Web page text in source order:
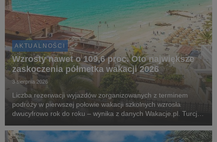
AKTUALNOŚCI
Wzrosty nawet o 109,6 proc. Oto największe
zaskoczenia półmetka wakacji 2026
3 sierpnia 2026
Liczba rezerwacji wyjazdów zorganizowanych z terminem
podróży w pierwszej połowie wakacji szkolnych wzrosła
dwucyfrowo rok do roku – wynika z danych Wakacje.pl. Turcja,
wszystkich rezerwacji. Najciekawsza historia l...